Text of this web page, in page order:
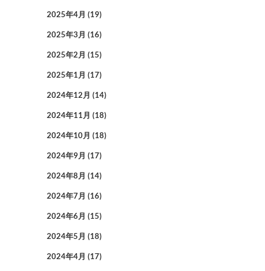
2025年4月 (19)
2025年3月 (16)
2025年2月 (15)
2025年1月 (17)
2024年12月 (14)
2024年11月 (18)
2024年10月 (18)
2024年9月 (17)
2024年8月 (14)
2024年7月 (16)
2024年6月 (15)
2024年5月 (18)
2024年4月 (17)